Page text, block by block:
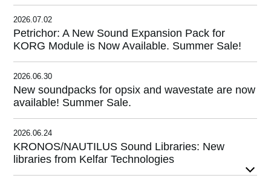
Redes Sociales
Acerca de KORG
2026.07.02
Petrichor: A New Sound Expansion Pack for
KORG Module is Now Available. Summer Sale!
2026.06.30
New soundpacks for opsix and wavestate are now
available! Summer Sale.
2026.06.24
KRONOS/NAUTILUS Sound Libraries: New
libraries from Kelfar Technologies